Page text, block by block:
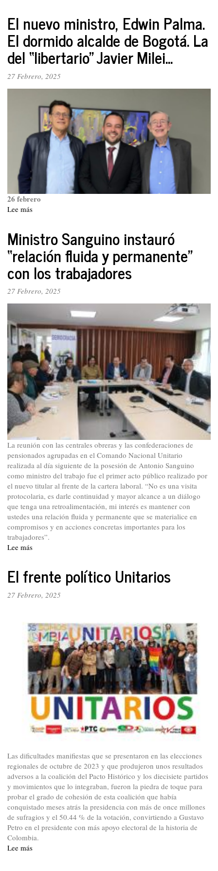
China,
rivalidad
que
subyace
como
eje
negociaciones
conflicto
Rusia-
Ucrania:
¿a
Trump
y
El nuevo ministro, Edwin Palma.
El dormido alcalde de Bogotá. La
del “libertario” Javier Milei...
27 Febrero, 2025
26 febrero
Lee más
ministro,
Edwin
Palma.
El
dormido
alcalde
de
La
del
“libertario”
Javier
Milei...
Ministro Sanguino instauró
“relación fluida y permanente”
con los trabajadores
27 Febrero, 2025
La reunión con las centrales obreras y las confederaciones de
pensionados agrupadas en el Comando Nacional Unitario
realizada al día siguiente de la posesión de Antonio Sanguino
como ministro del trabajo fue el primer acto público realizado por
el nuevo titular al frente de la cartera laboral. “No es una visita
protocolaria, es darle continuidad y mayor alcance a un diálogo
que tenga una retroalimentación, mi interés es mantener con
ustedes una relación fluida y permanente que se materialice en
compromisos y en acciones concretas importantes para los
trabajadores”.
Lee más
instauró
fluida
con
los
trabajadores
El frente político Unitarios
27 Febrero, 2025
Las dificultades manifiestas que se presentaron en las elecciones
regionales de octubre de 2023 y que produjeron unos resultados
adversos a la coalición del Pacto Histórico y los diecisiete partidos
y movimientos que lo integraban, fueron la piedra de toque para
probar el grado de cohesión de esta coalición que había
conquistado meses atrás la presidencia con más de once millones
de sufragios y el 50.44 % de la votación, convirtiendo a Gustavo
Petro en el presidente con más apoyo electoral de la historia de
Colombia.
Lee más